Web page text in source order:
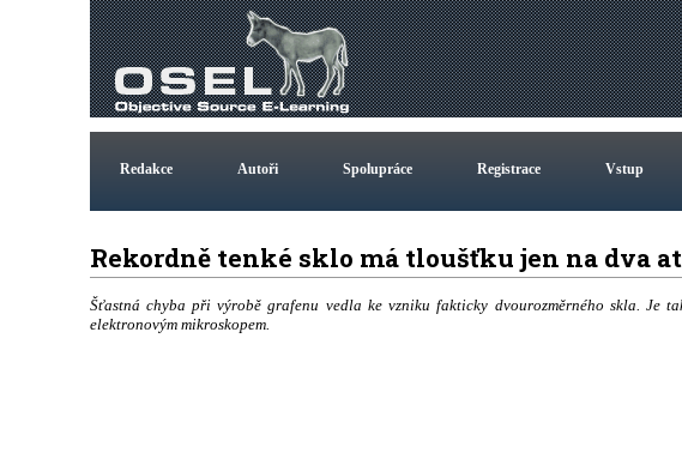
Redakce Autoři Spolupráce Registrace Vstup
Rekordně tenké sklo má tloušťku jen na dva
Šťastná chyba při výrobě grafenu vedla ke vzniku fakticky dvourozměrného skla. Je
elektronovým mikroskopem.